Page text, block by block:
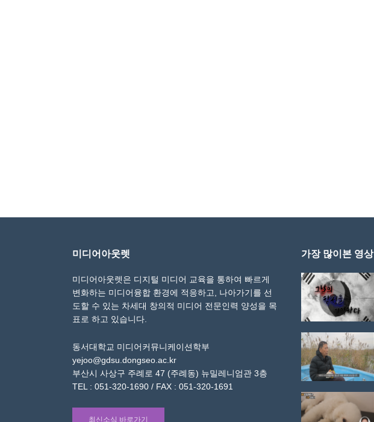
미디어아웃렛
미디어아웃렛은 디지털 미디어 교육을 통하여 빠르게
변화하는 미디어융합 환경에 적응하고, 나아가기를 선
도할 수 있는 차세대 창의적 미디어 전문인력 양성을 목
표로 하고 있습니다.
동서대학교 미디어커뮤니케이션학부
yejoo@gdsu.dongseo.ac.kr
부산시 사상구 주례로 47 (주례동) 뉴밀레니엄관 3층
TEL : 051-320-1690 / FAX : 051-320-1691
최신소식 바로가기
가장 많이본 영상